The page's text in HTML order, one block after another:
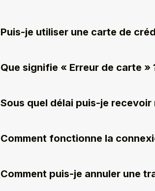
Puis-je utiliser une carte de
Que signifie « Erreur de carte »
Sous quel délai puis-je recevoir
Comment fonctionne la
Comment puis-je annuler une